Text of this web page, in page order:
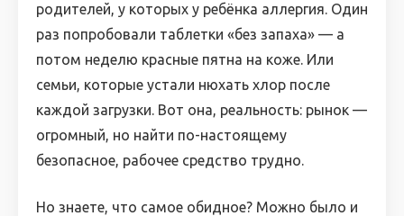
родителей, у которых у ребёнка аллергия. Один
раз попробовали таблетки «без запаха» — а
потом неделю красные пятна на коже. Или
семьи, которые устали нюхать хлор после
каждой загрузки. Вот она, реальность: рынок —
огромный, но найти по-настоящему
безопасное, рабочее средство трудно.
Но знаете, что самое обидное? Можно было и